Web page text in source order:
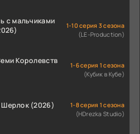
с мальчиками
1-10 серия 3 сезона
(LE-Production)
Королевств
1-6 серия 1 сезона
(Кубик в Кубе)
(2026)
1-8 серия 1 сезона
(HDrezka Studio)